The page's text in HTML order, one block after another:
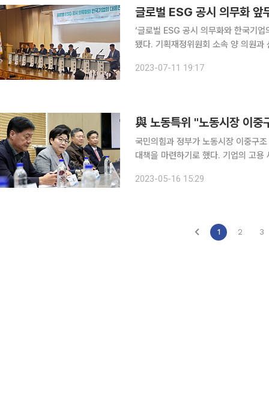
글로벌 ESG 공시 의무화 앞
‘글로벌 ESG 공시 의무화와 한국기
됐다. 기획재정위원회 소속 양 의원과 산업통상자원중소벤처기업위원회 소속 최 의원이 함께 주최
론회에 참석한 김진표 국회의장은 “
2023-07-11 19:17
與 노동특위 "노동시장 이
국민의힘과 정부가 노동시장 이중구
대책을 마련하기로 했다. 기업의 고
의힘 노동개혁특별위원회는 16일 오
2023-05-16 15:29
1 2 3